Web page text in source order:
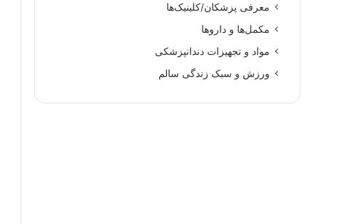
معرفی پزشکان/کلینیک‌ها
مکمل‌ها و داروها
مواد و تجهیزات دندانپزشکی
ورزش و سبک زندگی سالم